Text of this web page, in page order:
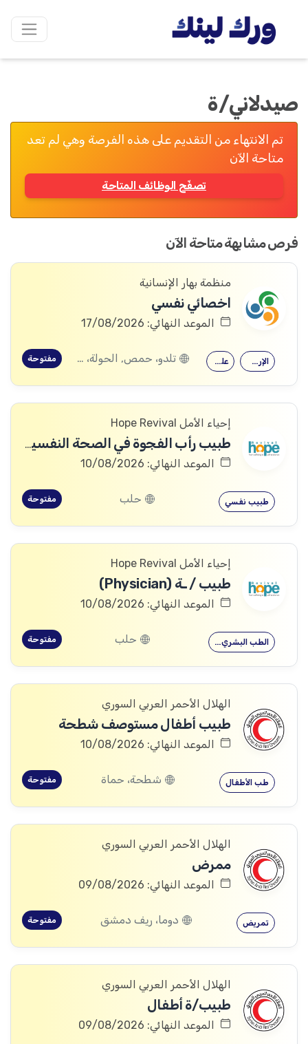
صيدلاني/ة
تم الانتهاء من التقديم على هذه الفرصة وهي لم تعد
متاحة الآن
تصفّح الوظائف المتاحة
فرص مشابهة متاحة الآن
منظمة بهار الإنسانية
اخصائي نفسي
الموعد النهائي: 17/08/2026
علم النفس الإرشاد النفسي تلدو، حمص, الحولة، حمص مفتوحة
إحياء الأمل Hope Revival
طبيب رأب الفجوة في الصحة النفسية (mhGAP Doctor)
الموعد النهائي: 10/08/2026
طبيب نفسي حلب مفتوحة
إحياء الأمل Hope Revival
طبيب / ـة (Physician)
الموعد النهائي: 10/08/2026
الطب البشري… حلب مفتوحة
الهلال الأحمر العربي السوري
طبيب أطفال مستوصف شطحة
الموعد النهائي: 10/08/2026
طب الأطفال شطحة، حماة مفتوحة
الهلال الأحمر العربي السوري
ممرض
الموعد النهائي: 09/08/2026
تمريض دوما، ريف دمشق مفتوحة
الهلال الأحمر العربي السوري
طبيب/ة أطفال
الموعد النهائي: 09/08/2026